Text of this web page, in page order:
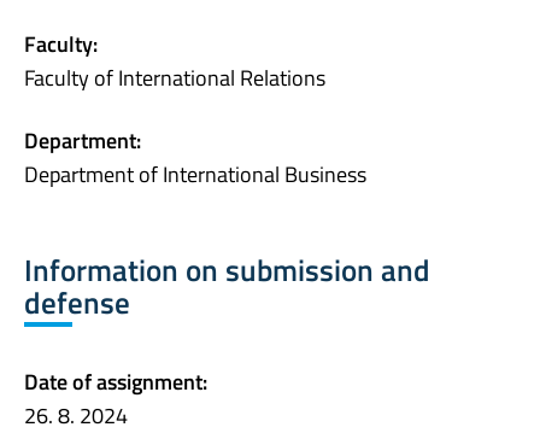
Faculty:
Faculty of International Relations
Department:
Department of International Business
Information on submission and
defense
Date of assignment:
26. 8. 2024